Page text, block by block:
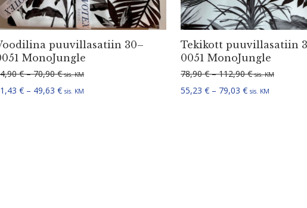
€
€
puuvil­la­satiin 30–
MonoJungle
€ – 70,90€Hinnavahemik: 44,90 € kuni 70,90 €
sis. KM
€ – 49,63 €Hinnavahemik: 31,43 € kuni 49,63 €
sis. KM
Tekikott puuvil­la­satiin
0051 MonoJungle
78,90€ – 112,90€ sis. KM
55,23 € – 79,03 €Hinnavahemik:
sis. KM